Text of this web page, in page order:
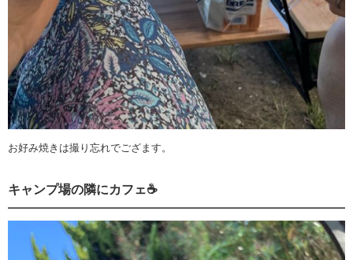
お好み焼きは撮り忘れでござます。
キャンプ場の隣にカフェ☕️